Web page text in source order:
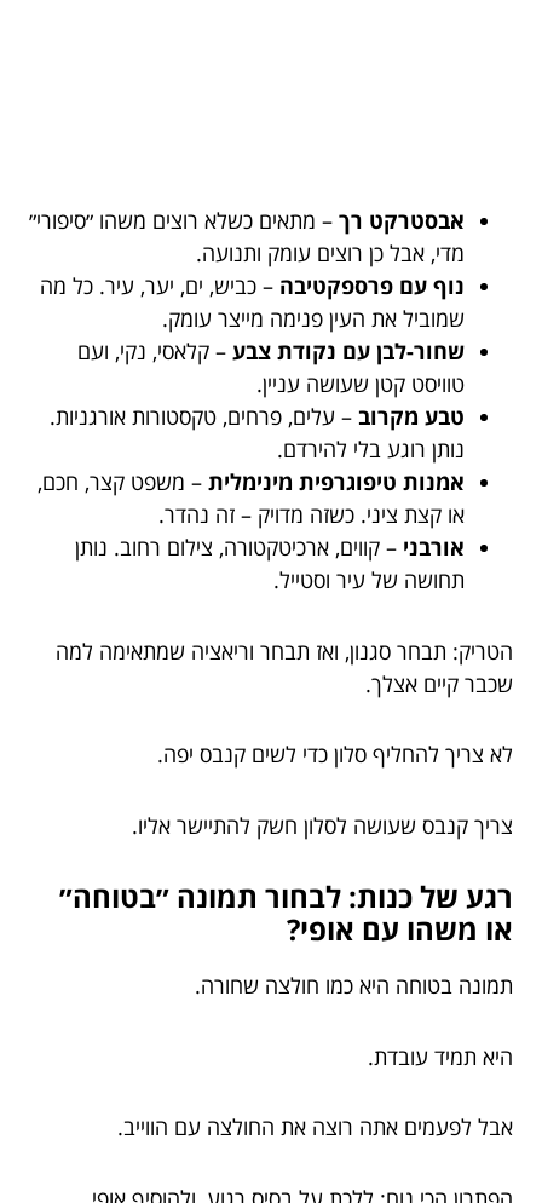
אבסטרקט רך – מתאים כשלא רוצים משהו ״סיפורי״
מדי, אבל כן רוצים עומק ותנועה.
נוף עם פרספקטיבה – כביש, ים, יער, עיר. כל מה
שמוביל את העין פנימה מייצר עומק.
שחור-לבן עם נקודת צבע – קלאסי, נקי, ועם
טוויסט קטן שעושה עניין.
טבע מקרוב – עלים, פרחים, טקסטורות אורגניות.
נותן רוגע בלי להירדם.
אמנות טיפוגרפית מינימלית – משפט קצר, חכם,
או קצת ציני. כשזה מדויק – זה נהדר.
אורבני – קווים, ארכיטקטורה, צילום רחוב. נותן
תחושה של עיר וסטייל.
הטריק: תבחר סגנון, ואז תבחר וריאציה שמתאימה למה
שכבר קיים אצלך.
לא צריך להחליף סלון כדי לשים קנבס יפה.
צריך קנבס שעושה לסלון חשק להתיישר אליו.
רגע של כנות: לבחור תמונה ״בטוחה״
או משהו עם אופי?
תמונה בטוחה היא כמו חולצה שחורה.
היא תמיד עובדת.
אבל לפעמים אתה רוצה את החולצה עם הווייב.